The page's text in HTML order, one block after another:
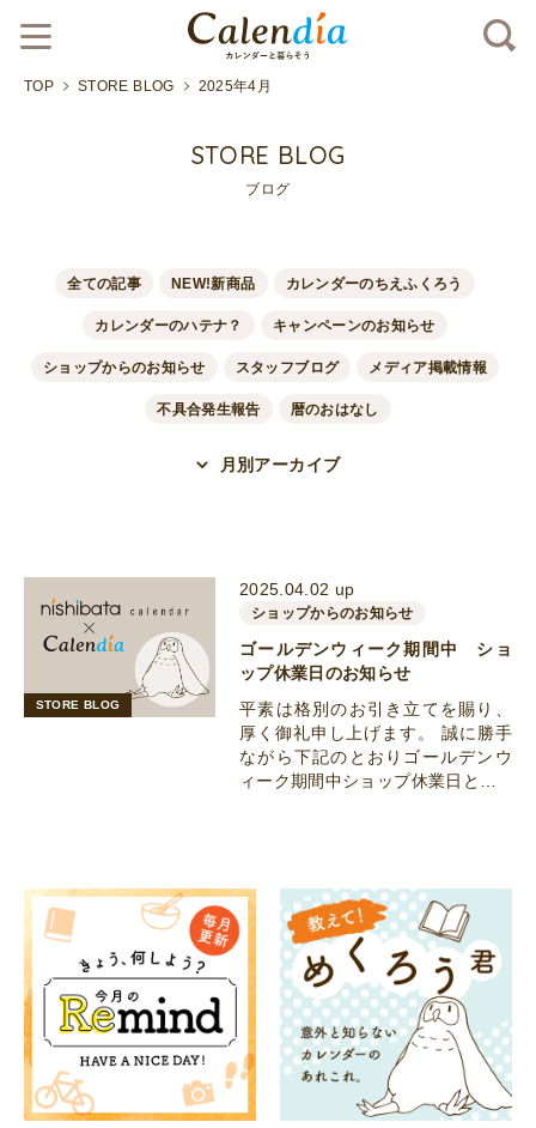
TOP STORE BLOG 2025年4月
STORE BLOG
ブログ
全ての記事 NEW!新商品 カレンダーのちえふくろう
カレンダーのハテナ？ キャンペーンのお知らせ
ショップからのお知らせ スタッフブログ メディア掲載情報
不具合発生報告 暦のおはなし
月別アーカイブ
STORE BLOG
2025.04.02 up
ショップからのお知らせ
ゴールデンウィーク期間中 ショ
ップ休業日のお知らせ
平素は格別のお引き立てを賜り、
厚く御礼申し上げます。 誠に勝手
ながら下記のとおりゴールデンウ
ィーク期間中ショップ休業日と…